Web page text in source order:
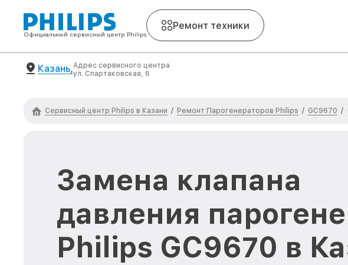
Официальный сервисный центр Philips
Ремонт техники
Казань,Адрес сервисного центра
ул. Спартаковская, 6
Сервисный центр Philips в Казани / Ремонт Парогенераторов Philips / GC9670 /
Замена клапана
давления
Philips GC9670 в